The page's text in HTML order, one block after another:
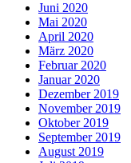
Juni 2020
Mai 2020
April 2020
März 2020
Februar 2020
Januar 2020
Dezember 2019
November 2019
Oktober 2019
September 2019
August 2019